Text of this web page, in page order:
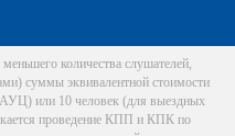
количества слушателей,
суммы эквивалентной стоимости
АУЦ) или 10 человек (для выездных
проведение КПП и КПК по